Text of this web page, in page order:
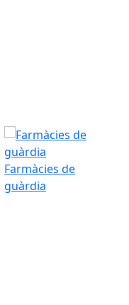
Farmàcies de
guàrdia